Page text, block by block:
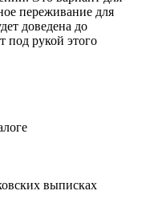
переживание для
доведена до
под рукой этого
выписках